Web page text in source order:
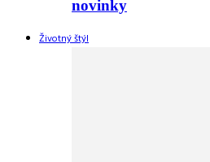
novinky
Životný štýl